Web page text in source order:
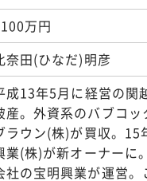
万円
奈田(ひなだ)明彦
成13年5月に経営の関
産。外資系のバブコッ
ラウン(株)が買収。15
業(株)が新オーナーに
社の宝明興業が運営。